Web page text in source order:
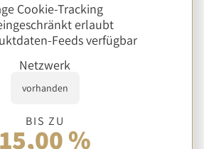
Cookie-Tracking
erlaubt
Feeds verfügbar
Netzwerk
vorhanden
BIS ZU
15,00 %